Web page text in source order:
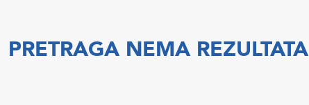
PRETRAGA NEMA REZULTATA